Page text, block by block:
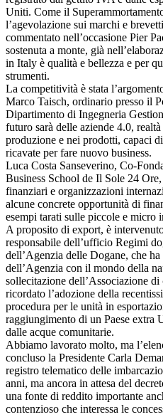
Uniti. Come il
l’agevolazione sui marchi e
commentato nell’occasione Pier
sostenuta a monte, già
in Italy è qualità e bellezza e per
strumenti.
La competitività è stata
Marco Taisch, ordinario presso il
Dipartimento di Ingegneria
futuro sarà delle aziende 4.0,
produzione e nei prodotti, capaci
ricavate per fare nuovo business.
Luca Costa Sanseverino, Co-
Business School de Il Sole 24
finanziari e organizzazioni
alcune concrete opportunità di
esempi tarati sulle piccole e micro
A proposito di export, è
responsabile dell’ufficio Regimi
dell’Agenzia delle Dogane, che
dell’Agenzia con il mondo della
sollecitazione dell’Associazione
ricordato l’adozione della
procedura per le unità in
raggiungimento di un Paese extra
dalle acque comunitarie.
Abbiamo lavorato molto, ma
concluso la Presidente Carla
registro telematico delle
anni, ma ancora in attesa del
una fonte di reddito importante
contenzioso che interessa le